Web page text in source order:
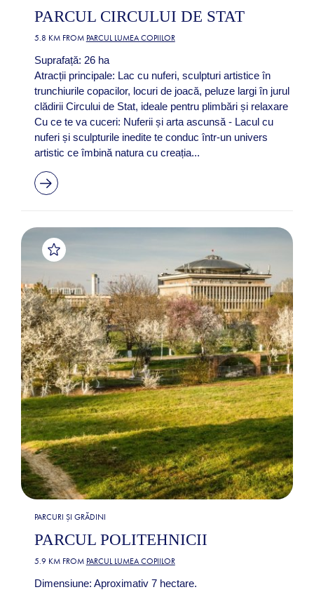
PARCUL CIRCULUI DE STAT
5.8 KM FROM PARCUL LUMEA COPIILOR
Suprafață: 26 ha
Atracții principale: Lac cu nuferi, sculpturi artistice în
trunchiurile copacilor, locuri de joacă, peluze largi în jurul
clădirii Circului de Stat, ideale pentru plimbări și relaxare​
Cu ce te va cuceri: Nuferii și arta ascunsă - Lacul cu
nuferi și sculpturile inedite te conduc într-un univers
artistic ce îmbină natura cu creația...
PARCURI ȘI GRĂDINI
PARCUL POLITEHNICII
5.9 KM FROM PARCUL LUMEA COPIILOR
Dimensiune: Aproximativ 7 hectare.